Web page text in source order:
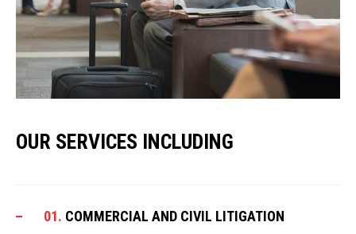
OUR SERVICES INCLUDING
01. COMMERCIAL AND CIVIL LITIGATION